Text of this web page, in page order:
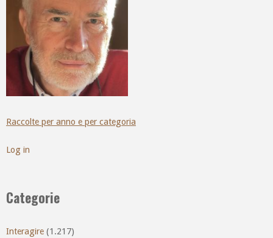
Raccolte per anno e per categoria
Log in
Categorie
Interagire (1.217)